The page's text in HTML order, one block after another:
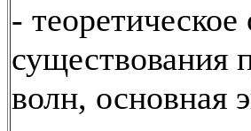
-
существования
волн, основная